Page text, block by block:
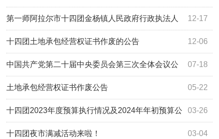
12-17
第一师阿拉尔市十四团金杨镇人民政府行政执法人
员信息公示表 12-06
十四团土地承包经营权证书作废的公告
07-18
中国共产党第二十届中央委员会第三次全体会议公
报 05-22
土地承包经营权证书作废公告
03-26
十四团2023年度预算执行情况及2024年年初预算公
开情况说明 03-04
十四团夜市满减活动来啦！